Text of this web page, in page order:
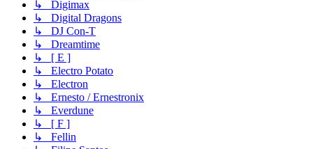
↳ Digimax
↳ Digital Dragons
↳ DJ Con-T
↳ Dreamtime
↳ [ E ]
↳ Electro Potato
↳ Electron
↳ Ernesto / Ernestronix
↳ Everdune
↳ [ F ]
↳ Fellin